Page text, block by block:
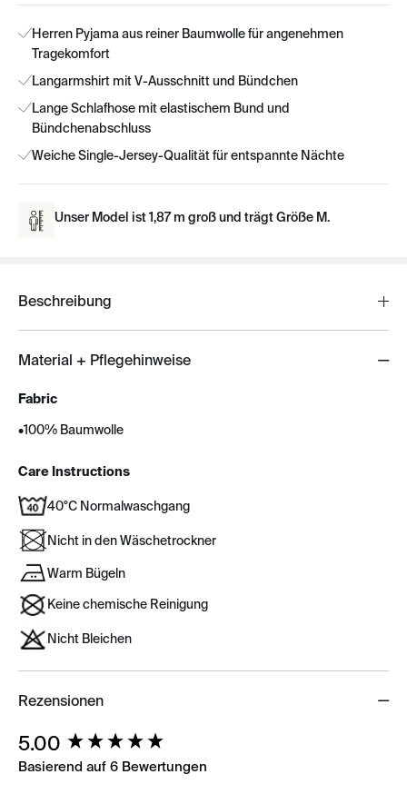
Herren Pyjama aus reiner Baumwolle für angenehmen
Tragekomfort
Langarmshirt mit V-Ausschnitt und Bündchen
Lange Schlafhose mit elastischem Bund und
Bündchenabschluss
Weiche Single-Jersey-Qualität für entspannte Nächte
Unser Model ist 1,87 m groß und trägt Größe M.
Beschreibung
Material + Pflegehinweise
Fabric
•100% Baumwolle
Care Instructions
40°C Normalwaschgang
Nicht in den Wäschetrockner
Warm Bügeln
Keine chemische Reinigung
Nicht Bleichen
Rezensionen
5.00
Basierend auf 6 Bewertungen
New content loaded